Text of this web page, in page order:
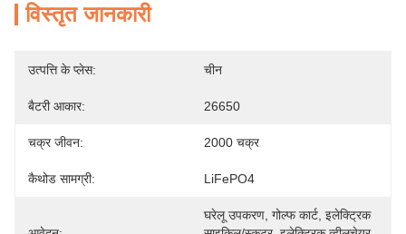
विस्तृत जानकारी
उत्पत्ति के प्लेस: चीन
बैटरी आकार: 26650
चक्र जीवन: 2000 चक्र
कैथोड सामग्री: LiFePO4
घरेलू उपकरण, गोल्फ कार्ट, इलेक्ट्रिक